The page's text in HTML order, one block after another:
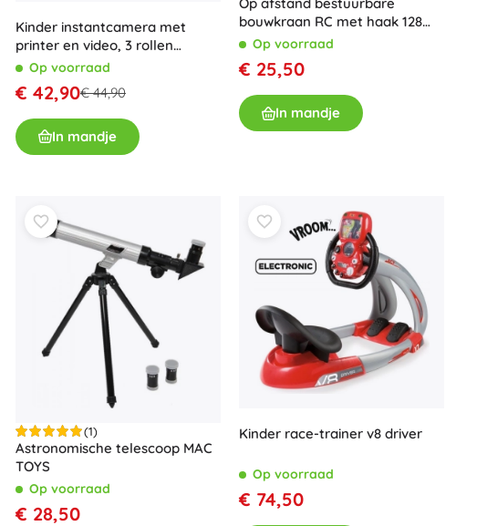
Kinder instantcamera met
printer en video, 3 rollen
papier, roze
Op voorraad
€ 42,90€ 44,90
In mandje
Op afstand bestuurbare
bouwkraan RC met haak 128
cmOp voorraad
€ 25,50
In mandje
(1)
Astronomische telescoop MAC
TOYS
Op voorraad
€ 28,50
Kinder race-trainer v8 driver
Op voorraad
€ 74,50